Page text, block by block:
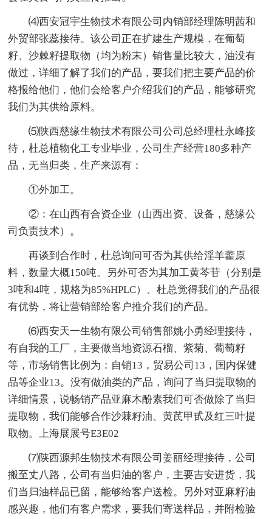
⑷西安冠宇生物技术有限公司内销部经理陈明茜和
外贸部张蕊接待。该公司正在扩建生产规模，在葡萄
籽、沙棘籽提取物（均为粉末）销售量比较大，油没有
做过，详细了解了我们的产品，要我们把主要产品的价
格报给他们，他们会给客户介绍我们的产品，能够研究
我们为其供给原料。
⑸陕西慈缘生物技术有限公司公司总经理杜永峰接
待，杜总植物化工专业毕业，公司生产经营180多种产
品，无当归类，生产来源有：
①外加工。
②：在山西有合资企业（山西出资、设备，慈缘公
司负责技术）。
再谈到合作时，杜总询问可否为其供给淫羊藿原
料，数量大概150吨。另外可否为其加工黄芩苷（分别是
3吨和4吨，规格为85%HPLC）、杜总觉得我们的产品很
有优势，将让营销部给客户推介我们的产品。
⑹西安天一生物有限公司销售部姚小勇经理接待，
有自我的工厂，主要做当地资源石榴、紫菊、葡萄籽
等，市场销售比例为：自销13，贸易公司13，国内保健
品等企业13。没有做油类的产品，询问了当归提取物的
详细情景，说畅销产品亚麻木酚素我们可否做除了当归
提取物，我们能够合作沙棘籽油、黄芪甲甙及红三叶提
取物。上海展展号E3E02
⑺陕西源邦生物技术有限公司姜丽经理接待，公司
搬至丈八路，公司有当归油的客户，主要吉安进货，我
们当归油样品已留，能够给客户送检。另外对亚麻籽油
感兴趣，他们有客户需求，要我们寄送样品，并附检验